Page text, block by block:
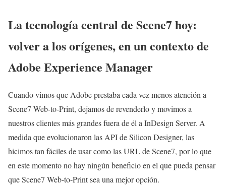
La tecnología central de Scene7 hoy:
volver a los orígenes, en un contexto de
Adobe Experience Manager
Cuando vimos que Adobe prestaba cada vez menos atención a
Scene7 Web-to-Print, dejamos de revenderlo y movimos a
nuestros clientes más grandes fuera de él a InDesign Server. A
medida que evolucionaron las API de Silicon Designer, las
hicimos tan fáciles de usar como las URL de Scene7, por lo que
en este momento no hay ningún beneficio en el que pueda pensar
que Scene7 Web-to-Print sea una mejor opción.